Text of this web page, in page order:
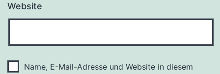
Website
Name, E-Mail-Adresse und Website in diesem